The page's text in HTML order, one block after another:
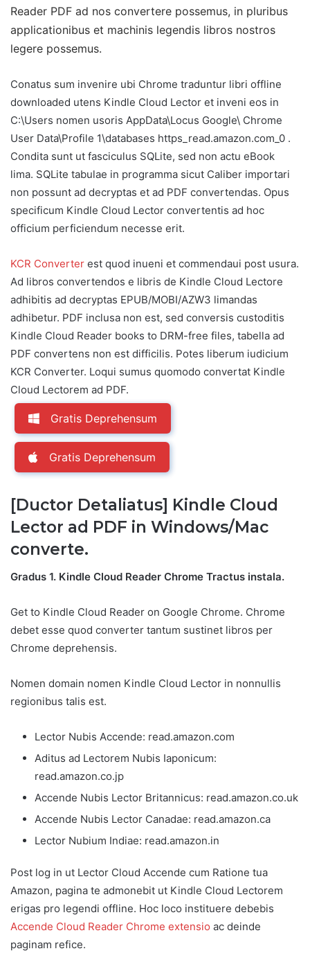
Reader PDF ad nos convertere possemus, in pluribus
applicationibus et machinis legendis libros nostros
legere possemus.
Conatus sum invenire ubi Chrome traduntur libri offline
downloaded utens Kindle Cloud Lector et inveni eos in
C:\Users nomen usoris AppData\Locus Google\ Chrome
User Data\Profile 1\databases https_read.amazon.com_0 .
Condita sunt ut fasciculus SQLite, sed non actu eBook
lima. SQLite tabulae in programma sicut Caliber importari
non possunt ad decryptas et ad PDF convertendas. Opus
specificum Kindle Cloud Lector convertentis ad hoc
officium perficiendum necesse erit.
KCR Converter est quod inueni et commendaui post usura.
Ad libros convertendos e libris de Kindle Cloud Lectore
adhibitis ad decryptas EPUB/MOBI/AZW3 limandas
adhibetur. PDF inclusa non est, sed conversis custoditis
Kindle Cloud Reader books to DRM-free files, tabella ad
PDF convertens non est difficilis. Potes liberum iudicium
KCR Converter. Loqui sumus quomodo convertat Kindle
Cloud Lectorem ad PDF.
Gratis Deprehensum
Gratis Deprehensum
[Ductor Detaliatus] Kindle Cloud
Lector ad PDF in Windows/Mac
converte.
Gradus 1. Kindle Cloud Reader Chrome Tractus instala.
Get to Kindle Cloud Reader on Google Chrome. Chrome
debet esse quod converter tantum sustinet libros per
Chrome deprehensis.
Nomen domain nomen Kindle Cloud Lector in nonnullis
regionibus talis est.
Lector Nubis Accende: read.amazon.com
Aditus ad Lectorem Nubis Iaponicum:
read.amazon.co.jp
Accende Nubis Lector Britannicus: read.amazon.co.uk
Accende Nubis Lector Canadae: read.amazon.ca
Lector Nubium Indiae: read.amazon.in
Post log in ut Lector Cloud Accende cum Ratione tua
Amazon, pagina te admonebit ut Kindle Cloud Lectorem
erigas pro legendi offline. Hoc loco instituere debebis
Accende Cloud Reader Chrome extensio ac deinde
paginam refice.